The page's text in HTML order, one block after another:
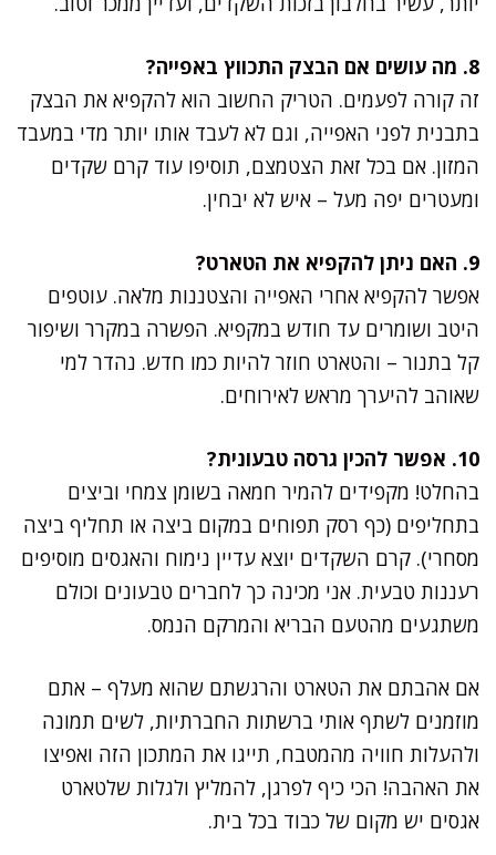
8. מה עושים אם הבצק התכווץ באפייה?
זה קורה לפעמים. הטריק החשוב הוא להקפיא את הבצק
בתבנית לפני האפייה, וגם לא לעבד אותו יותר מדי במעבד
המזון. אם בכל זאת הצטמצם, תוסיפו עוד קרם שקדים
ומעטרים יפה מעל – איש לא יבחין.
9. האם ניתן להקפיא את הטארט?
אפשר להקפיא אחרי האפייה והצטננות מלאה. עוטפים
היטב ושומרים עד חודש במקפיא. הפשרה במקרר ושיפור
קל בתנור – והטארט חוזר להיות כמו חדש. נהדר למי
שאוהב להיערך מראש לאירוחים.
10. אפשר להכין גרסה טבעונית?
בהחלט! מקפידים להמיר חמאה בשומן צמחי וביצים
בתחליפים (כף רסק תפוחים במקום ביצה או תחליף ביצה
מסחרי). קרם השקדים יוצא עדיין נימוח והאגסים מוסיפים
רעננות טבעית. אני מכינה כך לחברים טבעונים וכולם
משתגעים מהטעם הבריא והמרקם הנמס.
אם אהבתם את הטארט והרגשתם שהוא מעלף – אתם
מוזמנים לשתף אותי ברשתות החברתיות, לשים תמונה
ולהעלות חוויה מהמטבח, תייגו את המתכון הזה ואפיצו
את האהבה! הכי כיף לפרגן, להמליץ ולגלות שלטארט
אגסים יש מקום של כבוד בכל בית.